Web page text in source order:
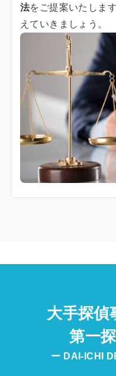
法をご提案いたしま
えていきましょう。
大手探偵
第一
ー DAI-ICHI